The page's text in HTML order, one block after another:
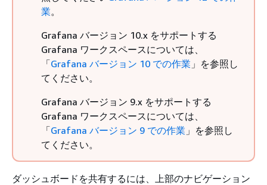
業。
Grafana バージョン 10.x をサポートする
Grafana ワークスペースについては、
「Grafana バージョン 10 での作業 」を参照し
てください。
Grafana バージョン 9.x をサポートする
Grafana ワークスペースについては、
「Grafana バージョン 9 での作業 」を参照し
てください。
ダッシュボードを共有するには、上部のナビゲーション